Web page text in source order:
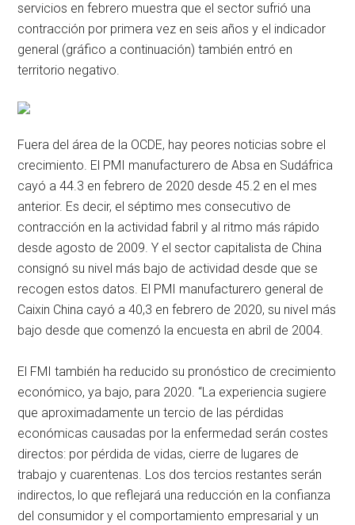
servicios en febrero muestra que el sector sufrió una
contracción por primera vez en seis años y el indicador
general (gráfico a continuación) también entró en
territorio negativo.
Fuera del área de la OCDE, hay peores noticias sobre el
crecimiento. El PMI manufacturero de Absa en Sudáfrica
cayó a 44.3 en febrero de 2020 desde 45.2 en el mes
anterior. Es decir, el séptimo mes consecutivo de
contracción en la actividad fabril y al ritmo más rápido
desde agosto de 2009. Y el sector capitalista de China
consignó su nivel más bajo de actividad desde que se
recogen estos datos. El PMI manufacturero general de
Caixin China cayó a 40,3 en febrero de 2020, su nivel más
bajo desde que comenzó la encuesta en abril de 2004.
El FMI también ha reducido su pronóstico de crecimiento
económico, ya bajo, para 2020. “La experiencia sugiere
que aproximadamente un tercio de las pérdidas
económicas causadas por la enfermedad serán costes
directos: por pérdida de vidas, cierre de lugares de
trabajo y cuarentenas. Los dos tercios restantes serán
indirectos, lo que reflejará una reducción en la confianza
del consumidor y el comportamiento empresarial y un